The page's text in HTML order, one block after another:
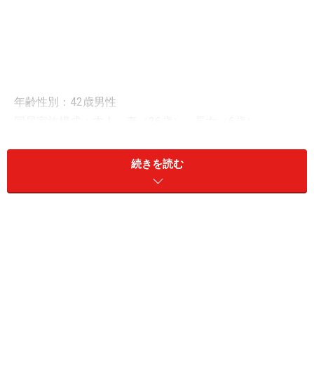
年齢性別：42歳男性
雇用形態：派遣・契約社員
世帯年収：本人600万円、配偶者450万円
続きを読む